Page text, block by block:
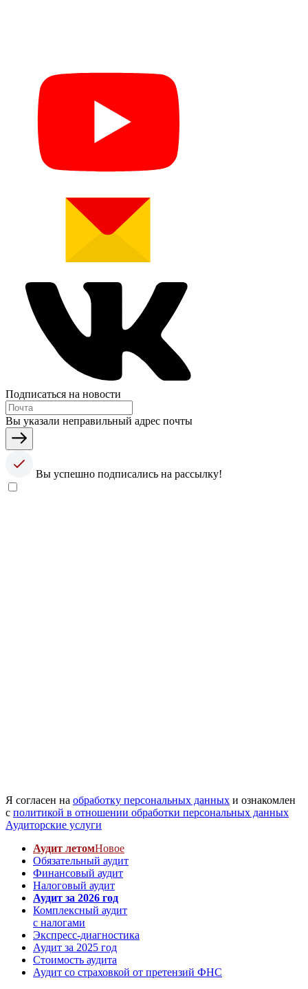
Подписаться на новости
Вы указали неправильный адрес почты
Вы успешно подписались на рассылку!
Я согласен на обработку персональных данных и ознакомлен
с политикой в отношении обработки персональных данных
Аудиторские услуги
Аудит летомНовое
Обязательный аудит
Финансовый аудит
Налоговый аудит
Аудит за 2026 год
Комплексный аудит
с налогами
Экспресс-диагностика
Аудит за 2025 год
Стоимость аудита
Аудит со страховкой от претензий ФНС